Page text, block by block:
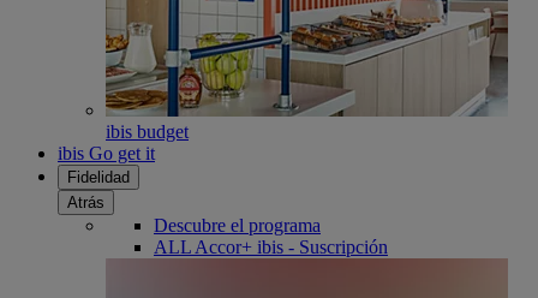
ibis budget
ibis Go get it
Fidelidad
Atrás
Descubre el programa
ALL Accor+ ibis - Suscripción